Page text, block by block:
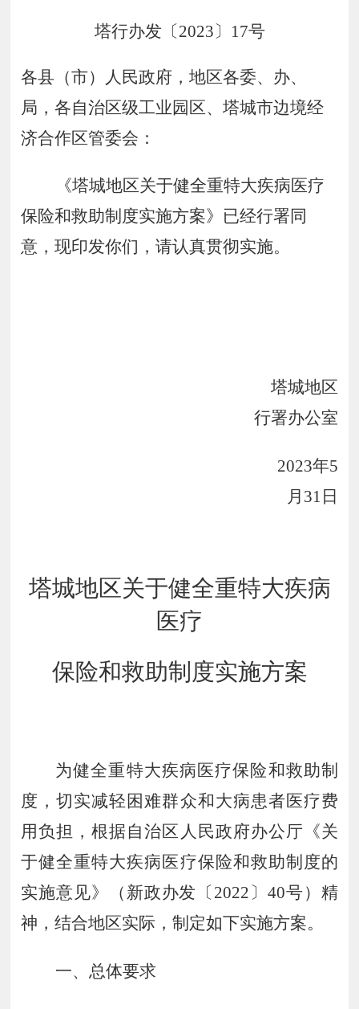
塔行办发〔2023〕 17号
各县（市）人民政府，地区各委、办、
局，各自治区级工业园区、塔城市边境经
济合作区管委会：
《塔城地区关于健全重特大疾病医疗
保险和救助制度实施方案》 已经行署同
意，现印发你们，请认真贯彻实施。
塔城地区
行署办公室
2023年5
月 31 日
塔城地区关于健全重特大疾病
医疗
保险和救助制度实施方案
为健全重特大疾病医疗保险和救助制
度，切实减轻困难群众和大病患者医疗费
用负担，根据自治区人民政府办公厅《关
于健全重特大疾病医疗保险和救助制度的
实施意见》（新政办发〔 2022 〕40号）精
神，结合地区实际，制定如下实施方案。
一、总体要求